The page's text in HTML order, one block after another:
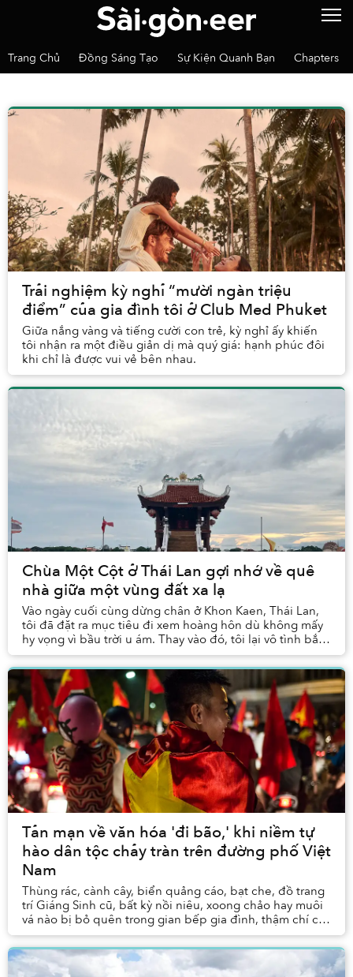
Trang Chủ Đồng Sáng Tạo Sự Kiện Quanh Bạn Chapters
Trải nghiệm kỳ nghỉ “mười ngàn triệu
điểm” của gia đình tôi ở Club Med Phuket
Giữa nắng vàng và tiếng cười con trẻ, kỳ nghỉ ấy khiến
tôi nhận ra một điều giản dị mà quý giá: hạnh phúc đôi
khi chỉ là được vui vẻ bên nhau.
Chùa Một Cột ở Thái Lan gợi nhớ về quê
nhà giữa một vùng đất xa lạ
Vào ngày cuối cùng dừng chân ở Khon Kaen, Thái Lan,
tôi đã đặt ra mục tiêu đi xem hoàng hôn dù không mấy
hy vọng vì bầu trời u ám. Thay vào đó, tôi lại vô tình bắt
gặp một cánh cổng chào với dòng chữ ...
Tản mạn về văn hóa 'đi bão,' khi niềm tự
hào dân tộc chảy tràn trên đường phố Việt
Nam
Thùng rác, cành cây, biển quảng cáo, bạt che, đồ trang
trí Giáng Sinh cũ, bất kỳ nồi niêu, xoong chảo hay muôi
vá nào bị bỏ quên trong gian bếp gia đình, thậm chí cả
khuôn bánh khọt của một người bán ...